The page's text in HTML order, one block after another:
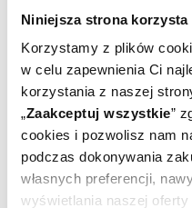
Niniejsza strona
Korzystamy z plików
w celu zapewnienia Ci
korzystania z naszej
„Zaakceptuj wszystkie”
cookies i pozwolisz nam
podczas dokonywania
własnych preferencji,
wyświetlania naszej
Pielęgnacja i zabiegi z
hialuronowego mogą
doskonałe nawilżenie,
wyraźne ją odmłodzić,
zapewnia ekspert